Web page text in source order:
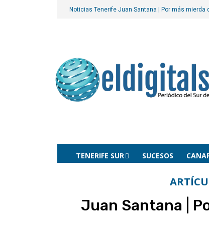
Noticias Tenerife Juan Santana | Por más mierda
TENERIFE SUR SUCESOS
Juan Santana |